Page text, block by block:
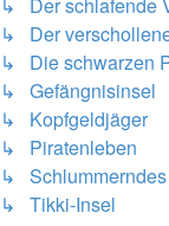
↳ Der schlafende
↳ Der
↳ Die schwarzen
↳ Gefängnisinsel
↳ Kopfgeldjäger
↳ Piratenleben
↳
↳ Tikki-Insel